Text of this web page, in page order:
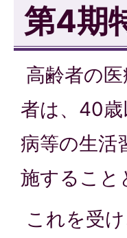
第4期
高齢者の
者は、40
病等の生活
施すること
これを受